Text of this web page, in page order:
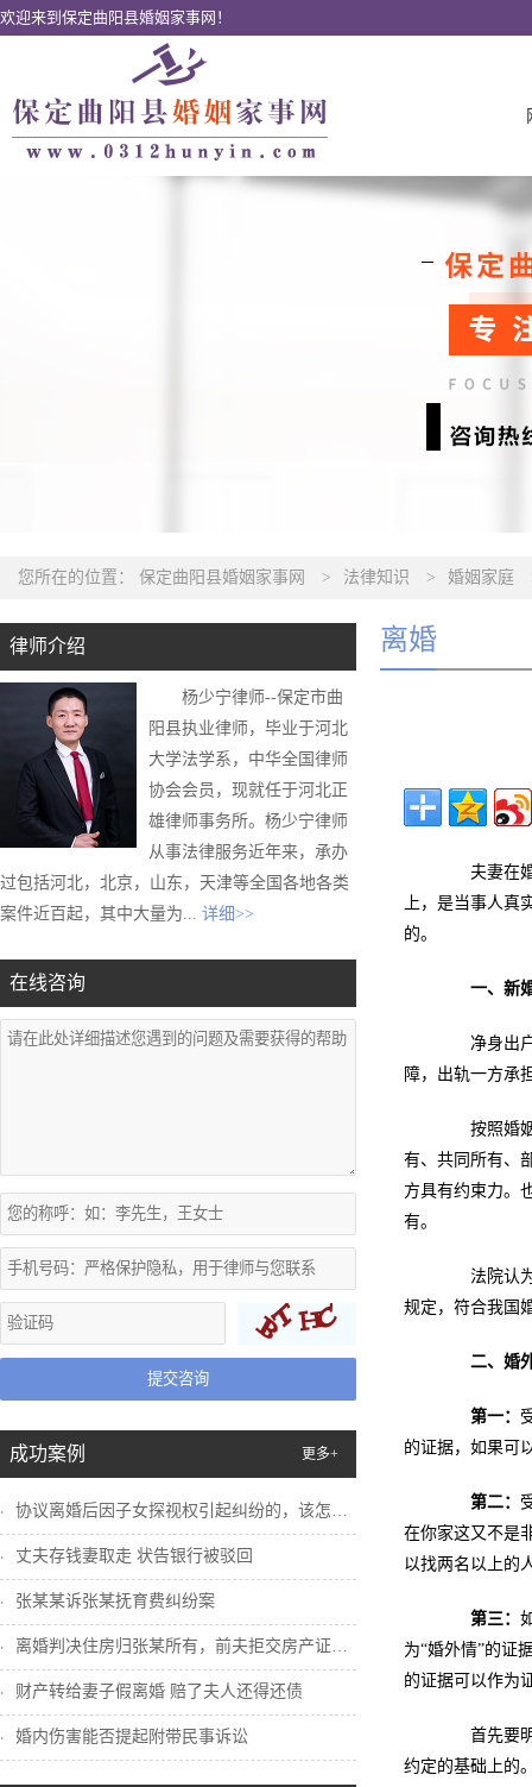
欢迎来到保定曲阳县婚姻家事网！
您所在的位置： 保定曲阳县婚姻家事网 > 法律知识 > 婚姻家庭
律师介绍
杨少宁律师--保定市曲
阳县执业律师，毕业于河北
大学法学系，中华全国律师
协会会员，现就任于河北正
雄律师事务所。杨少宁律师
从事法律服务近年来，承办
过包括河北，北京，山东，天津等全国各地各类
案件近百起，其中大量为... 详细>>
在线咨询
提交咨询
成功案例 更多+
协议离婚后因子女探视权引起纠纷的，该怎么...
丈夫存钱妻取走 状告银行被驳回
张某某诉张某抚育费纠纷案
离婚判决住房归张某所有，前夫拒交房产证怎...
财产转给妻子假离婚 赔了夫人还得还债
婚内伤害能否提起附带民事诉讼
离婚
夫妻在婚
上，是当事人
的。
一、新
净身出户
障，出轨一方承
按照婚姻
有、共同所有、
方具有约束力。
有。
法院认为
规定，符合我国
二、婚
第一：
的证据，如果可
第二：
在你家这又不是
以找两名以上的
第三：
为“婚外情”的证
的证据可以作为
首先要明
约定的基础上的